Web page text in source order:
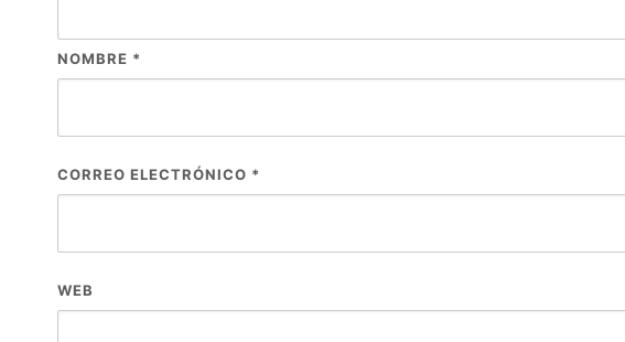
NOMBRE *
CORREO ELECTRÓNICO *
WEB